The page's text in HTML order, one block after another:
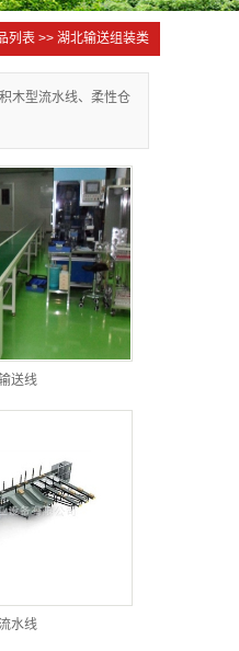
列表 >> 湖北输送组装类
木型流水线、柔性仓
送线
水线